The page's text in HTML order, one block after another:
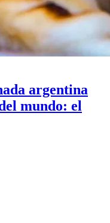
argentina
mundo: el